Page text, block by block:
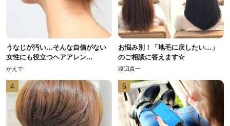
うなじが汚い…そんな自信がない
女性にも役立つヘアアレン...
かえで
お悩み別！「地毛に戻したい…」
のご相談に答えます☆
渡辺真一
4 5